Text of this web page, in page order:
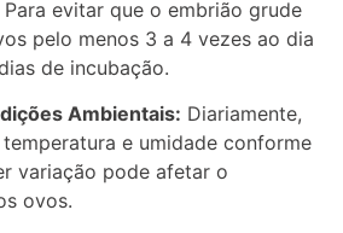
Para evitar que o embrião grude
pelo menos 3 a 4 vezes ao dia
de incubação.
Ambientais: Diariamente,
e umidade conforme
variação pode afetar o
ovos.